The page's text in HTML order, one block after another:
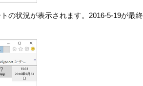
の状況が表示されます。2016-5-19が最終